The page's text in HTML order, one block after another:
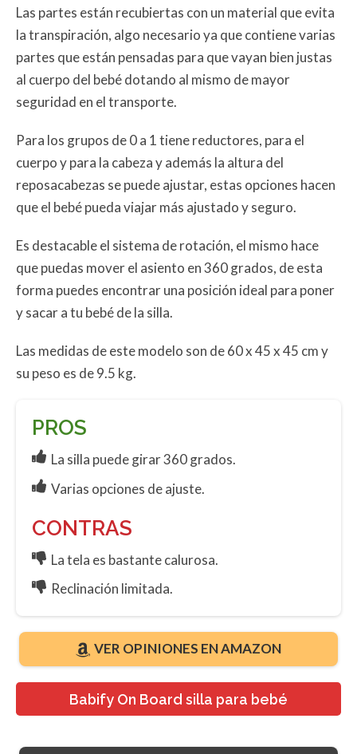
Las partes están recubiertas con un material que evita
la transpiración, algo necesario ya que contiene varias
partes que están pensadas para que vayan bien justas
al cuerpo del bebé dotando al mismo de mayor
seguridad en el transporte.
Para los grupos de 0 a 1 tiene reductores, para el
cuerpo y para la cabeza y además la altura del
reposacabezas se puede ajustar, estas opciones hacen
que el bebé pueda viajar más ajustado y seguro.
Es destacable el sistema de rotación, el mismo hace
que puedas mover el asiento en 360 grados, de esta
forma puedes encontrar una posición ideal para poner
y sacar a tu bebé de la silla.
Las medidas de este modelo son de 60 x 45 x 45 cm y
su peso es de 9.5 kg.
PROS
La silla puede girar 360 grados.
Varias opciones de ajuste.
CONTRAS
La tela es bastante calurosa.
Reclinación limitada.
VER OPINIONES EN AMAZON
Babify On Board silla para bebé